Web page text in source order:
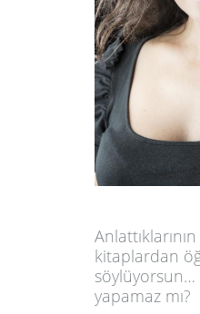
kitaplardan
söylüyorsun…
yapamaz mı?